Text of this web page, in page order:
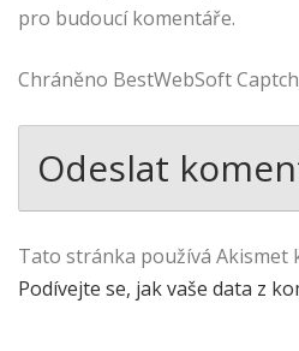
pro budoucí komentáře.
Chráněno BestWebSoft
Tato stránka používá Akismet
Podívejte se, jak vaše data z